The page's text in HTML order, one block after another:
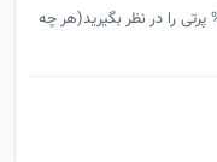
به تیراژی که انتخاب می فرمایید 2 تا 7% پرتی را در نظر بگیرید(هر چه